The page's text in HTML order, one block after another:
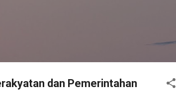
dan Pemerintahan